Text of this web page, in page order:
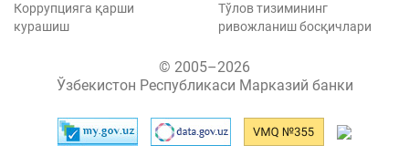
Коррупцияга қарши
курашиш
Тўлов тизимининг
ривожланиш босқичлари
© 2005–2026
Ўзбекистон Республикаси Марказий банки